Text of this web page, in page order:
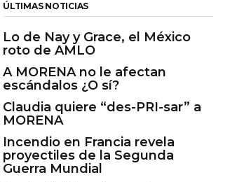
ÚLTIMAS NOTICIAS
Lo de Nay y Grace, el México
roto de AMLO
A MORENA no le afectan
escándalos ¿O sí?
Claudia quiere “des-PRI-sar” a
MORENA
Incendio en Francia revela
proyectiles de la Segunda
Guerra Mundial